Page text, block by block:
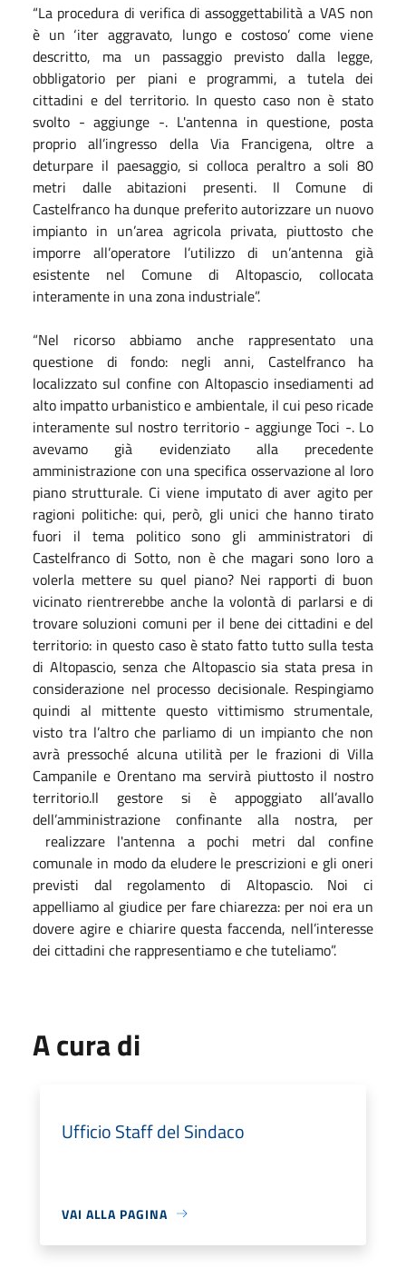
“La procedura di verifica di assoggettabilità a VAS non
è un ‘iter aggravato, lungo e costoso’ come viene
descritto, ma un passaggio previsto dalla legge,
obbligatorio per piani e programmi, a tutela dei
cittadini e del territorio. In questo caso non è stato
svolto - aggiunge -. L'antenna in questione, posta
proprio all’ingresso della Via Francigena, oltre a
deturpare il paesaggio, si colloca peraltro a soli 80
metri dalle abitazioni presenti. Il Comune di
Castelfranco ha dunque preferito autorizzare un nuovo
impianto in un’area agricola privata, piuttosto che
imporre all’operatore l’utilizzo di un’antenna già
esistente nel Comune di Altopascio, collocata
interamente in una zona industriale”.
“Nel ricorso abbiamo anche rappresentato una
questione di fondo: negli anni, Castelfranco ha
localizzato sul confine con Altopascio insediamenti ad
alto impatto urbanistico e ambientale, il cui peso ricade
interamente sul nostro territorio - aggiunge Toci -. Lo
avevamo già evidenziato alla precedente
amministrazione con una specifica osservazione al loro
piano strutturale. Ci viene imputato di aver agito per
ragioni politiche: qui, però, gli unici che hanno tirato
fuori il tema politico sono gli amministratori di
Castelfranco di Sotto, non è che magari sono loro a
volerla mettere su quel piano? Nei rapporti di buon
vicinato rientrerebbe anche la volontà di parlarsi e di
trovare soluzioni comuni per il bene dei cittadini e del
territorio: in questo caso è stato fatto tutto sulla testa
di Altopascio, senza che Altopascio sia stata presa in
considerazione nel processo decisionale. Respingiamo
quindi al mittente questo vittimismo strumentale,
visto tra l’altro che parliamo di un impianto che non
avrà pressoché alcuna utilità per le frazioni di Villa
Campanile e Orentano ma servirà piuttosto il nostro
territorio.Il gestore si è appoggiato all’avallo
dell’amministrazione confinante alla nostra, per
realizzare l'antenna a pochi metri dal confine
comunale in modo da eludere le prescrizioni e gli oneri
previsti dal regolamento di Altopascio. Noi ci
appelliamo al giudice per fare chiarezza: per noi era un
dovere agire e chiarire questa faccenda, nell’interesse
dei cittadini che rappresentiamo e che tuteliamo”.
A cura di
Ufficio Staff del Sindaco
VAI ALLA PAGINA